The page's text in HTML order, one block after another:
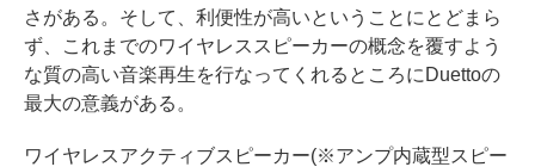
さがある。そして、利便性が高いということにとどまら
ず、これまでのワイヤレススピーカーの概念を覆すよう
な質の高い音楽再生を行なってくれるところにDuettoの
最大の意義がある。
ワイヤレスアクティブスピーカー(※アンプ内蔵型スピー